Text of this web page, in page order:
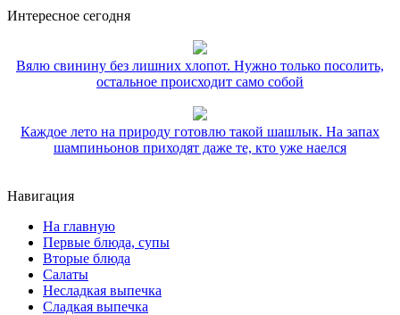
Интересное сегодня
Вялю свинину без лишних хлопот. Нужно только посолить,
остальное происходит само собой
Каждое лето на природу готовлю такой шашлык. На запах
шампиньонов приходят даже те, кто уже наелся
Навигация
На главную
Первые блюда, супы
Вторые блюда
Салаты
Несладкая выпечка
Сладкая выпечка